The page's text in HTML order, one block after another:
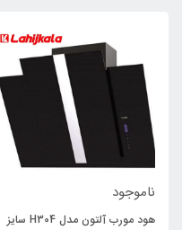
ناموجود
هود مورب آلتون مدل H304 سایز